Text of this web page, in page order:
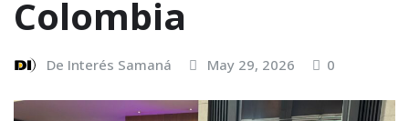
Colombia
De Interés Samaná May 29, 2026 0